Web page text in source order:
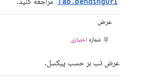
عرض
شماره اختیاری
عرض تب بر حسب پیکسل.